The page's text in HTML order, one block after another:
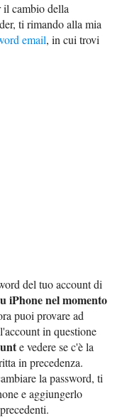
cambio della
ti rimando alla mia
email, in cui trovi
del tuo account di
iPhone nel momento
puoi provare ad
in questione
e vedere se c'è la
in precedenza.
la password, ti
e aggiungerlo